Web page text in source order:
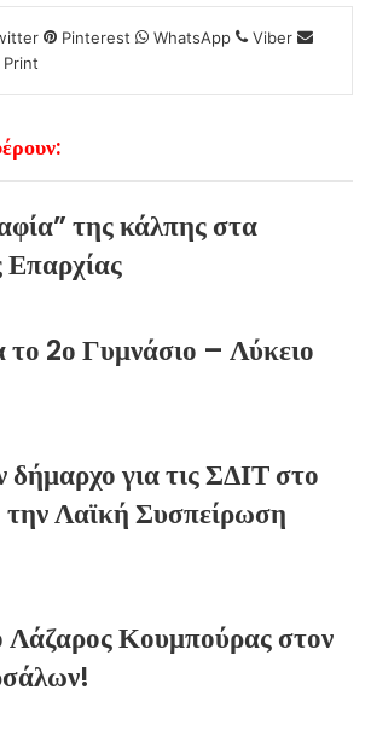
Pinterest WhatsApp
Viber
Print
της κάλπης στα
Επαρχίας
το 2ο Γυμνάσιο – Λύκειο
δήμαρχο για τις ΣΔΙΤ στο
Λαϊκή Συσπείρωση
Λάζαρος Κουμπούρας στον